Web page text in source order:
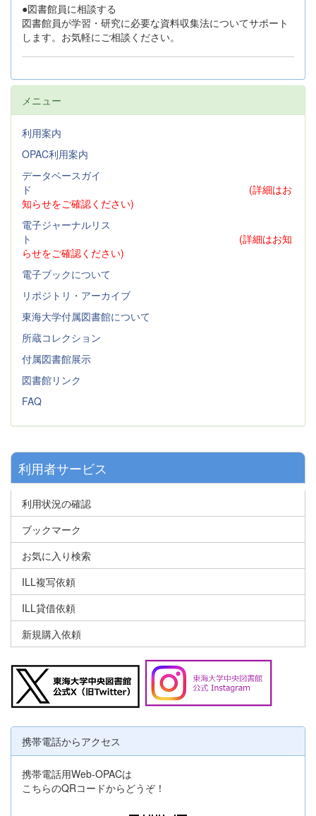
●図書館員に相談する
図書館員が学習・研究に必要な資料収集法についてサポート
します。お気軽にご相談ください。
メニュー
利用案内
OPAC利用案内
データベースガイ
ド
(詳細はお
知らせをご確認ください)
電子ジャーナルリス
ト
(詳細はお知
らせをご確認ください)
電子ブックについて
リポジトリ・アーカイブ
東海大学付属図書館について
所蔵コレクション
付属図書館展示
図書館リンク
FAQ
利用者サービス
利用状況の確認
ブックマーク
お気に入り検索
ILL複写依頼
ILL貸借依頼
新規購入依頼
携帯電話からアクセス
携帯電話用Web-OPACは
こちらのQRコードからどうぞ！